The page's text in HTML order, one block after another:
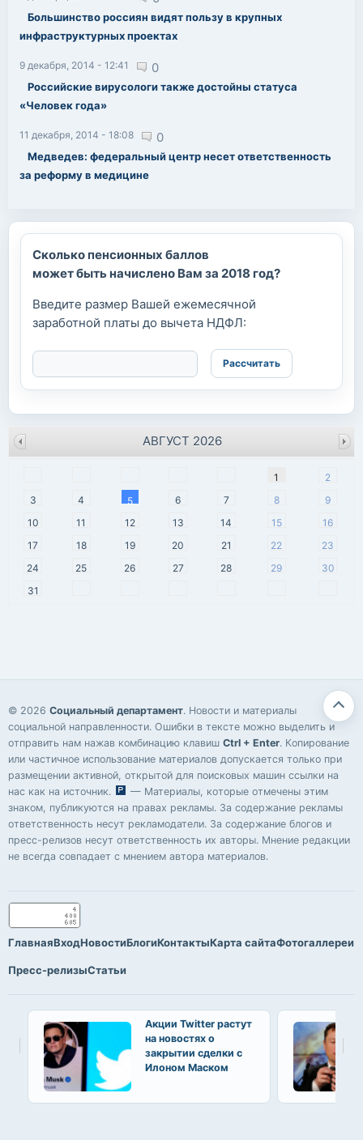
Большинство россиян видят пользу в крупных
инфраструктурных проектах
9 декабря, 2014 - 12:41 0
Российские вирусологи также достойны статуса
«Человек года»
11 декабря, 2014 - 18:08 0
Медведев: федеральный центр несет ответственность
за реформу в медицине
Сколько пенсионных баллов
может быть начислено Вам за 2018 год?
Введите размер Вашей ежемесячной
заработной платы до вычета НДФЛ:
1
2
3
4 5 6 7 8
9
10
11 12 13 14 15
16
17
18 19 20 21 22
23
24
25 26 27 28 29
30
31
АВГУСТ 2026
© 2026 Социальный департамент. Новости и материалы
социальной направленности. Ошибки в тексте можно выделить и
отправить нам нажав комбинацию клавиш Ctrl + Enter. Копирование
или частичное использование материалов допускается только при
размещении активной, открытой для поисковых машин ссылки на
нас как на источник.
— Материалы, которые отмечены этим
знаком, публикуются на правах рекламы. За содержание рекламы
ответственность несут рекламодатели. За содержание блогов и
пресс-релизов несут ответственность их авторы. Мнение редакции
не всегда совпадает с мнением автора материалов.
ГлавнаяВходНовостиБлогиКонтактыКарта сайтаФотогаллереи
Пресс-релизыСтатьи
Акции Twitter растут
на новостях о
закрытии сделки с
Илоном Маском